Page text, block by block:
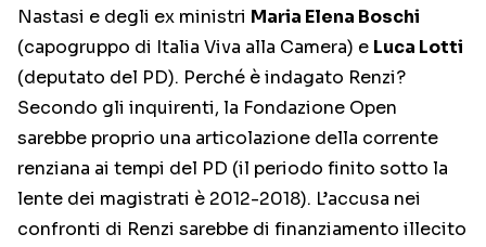
Nastasi e degli ex ministri Maria Elena Boschi
(capogruppo di Italia Viva alla Camera) e Luca Lotti
(deputato del PD). Perché è indagato Renzi?
Secondo gli inquirenti, la Fondazione Open
sarebbe proprio una articolazione della corrente
renziana ai tempi del PD (il periodo finito sotto la
lente dei magistrati è 2012-2018). L’accusa nei
confronti di Renzi sarebbe di finanziamento illecito